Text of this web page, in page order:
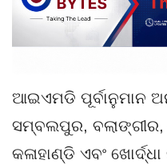
ଆଇଏମଡି ପୂର୍ବାନୁମାନ
ସମ୍ବଲପୁର,
କଳାହାଣ୍ଡି ଏବଂ